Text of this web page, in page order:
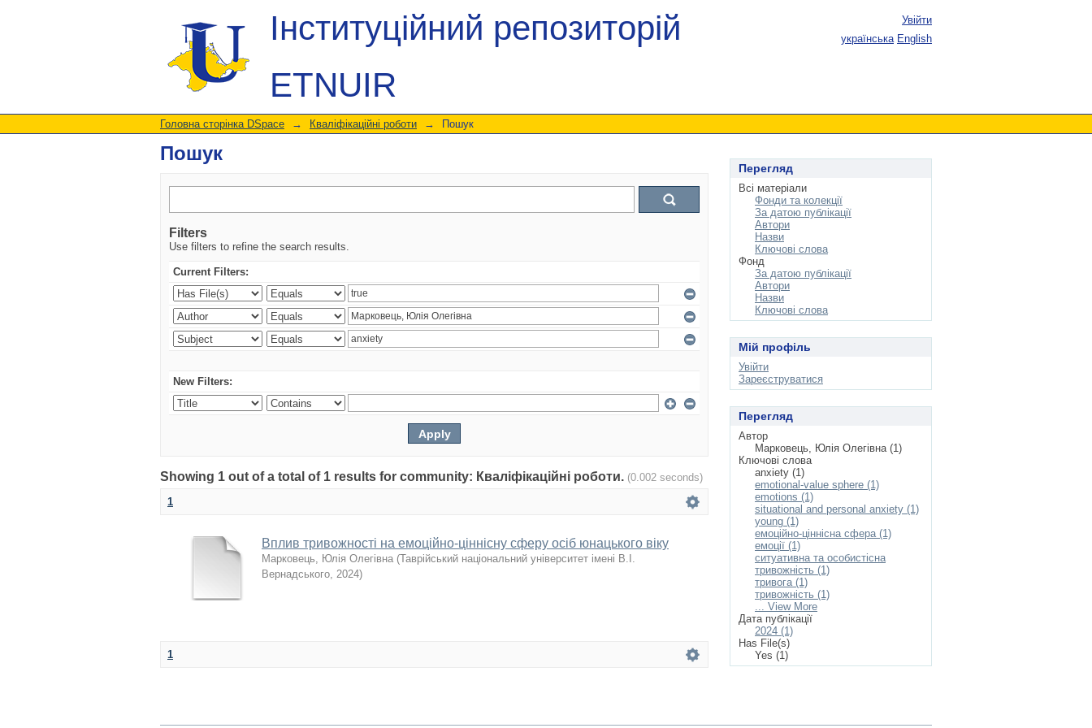
Інституційний репозиторій
ETNUIR
Увійти
українська English
Головна сторінка DSpace → Кваліфікаційні роботи → Пошук
Пошук
Filters
Use filters to refine the search results.
Current Filters:
New Filters:
Showing 1 out of a total of 1 results for community: Кваліфікаційні роботи. (0.002 seconds)
1
Вплив тривожності на емоційно-ціннісну сферу осіб юнацького віку
Марковець, Юлія Олегівна (Таврійський національний університет імені В.І.
Вернадського, 2024)
1
Перегляд
Всі матеріали
Фонди та колекції
За датою публікації
Автори
Назви
Ключові слова
Фонд
За датою публікації
Автори
Назви
Ключові слова
Мій профіль
Увійти
Зареєструватися
Перегляд
Автор
Марковець, Юлія Олегівна (1)
Ключові слова
anxiety (1)
emotional-value sphere (1)
emotions (1)
situational and personal anxiety (1)
young (1)
емоційно-ціннісна сфера (1)
емоції (1)
ситуативна та особистісна
тривожність (1)
тривога (1)
тривожність (1)
... View More
Дата публікації
2024 (1)
Has File(s)
Yes (1)